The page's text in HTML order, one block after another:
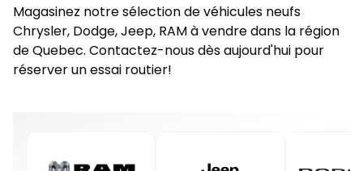
Magasinez notre sélection de véhicules neufs
Chrysler, Dodge, Jeep, RAM à vendre dans la région
de Quebec. Contactez-nous dès aujourd'hui pour
réserver un essai routier!